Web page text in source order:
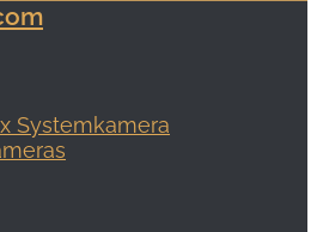
Systemkamera